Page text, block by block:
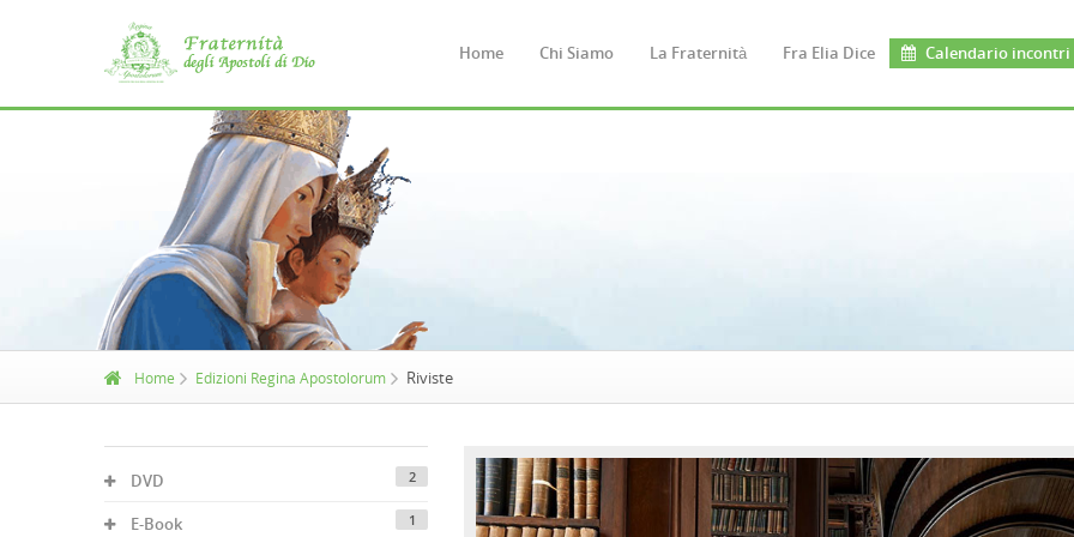
Home Chi Siamo La Fraternità Fra Elia Dice Calendario incontri
Home Edizioni Regina Apostolorum Riviste
DVD 2
E-Book 1